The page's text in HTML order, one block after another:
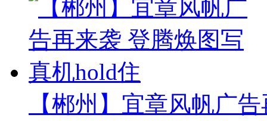
【郴州】宜章风帆广